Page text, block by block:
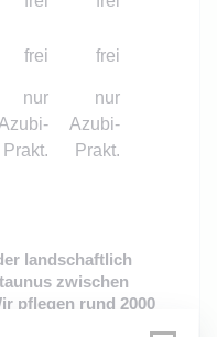
frei frei
nur
Prakt.
nur
Azubi-
Prakt.
landschaftlich
zwischen
pflegen rund 2000